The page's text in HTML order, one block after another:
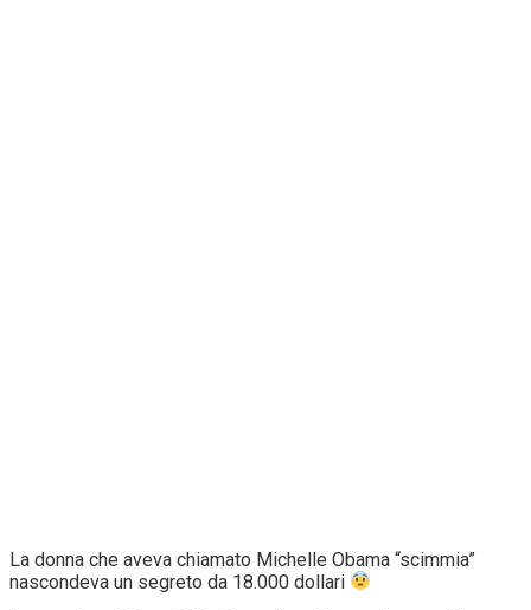
La donna che aveva chiamato Michelle Obama “scimmia”
nascondeva un segreto da 18.000 dollari